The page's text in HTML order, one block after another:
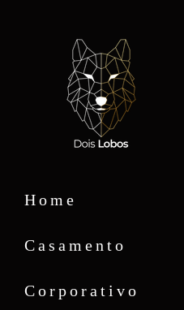
Home
Casamento
Corporativo